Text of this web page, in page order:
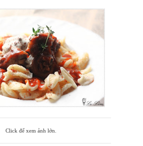
Click để xem ảnh lớn.